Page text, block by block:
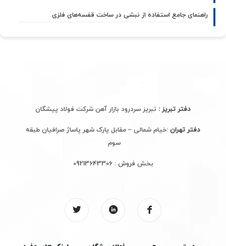
راهنمای جامع استفاده از نبشی در ساخت قفسه‌های فلزی
:خیام شمالی – مقابل پارک شهر پاساژ صرافیان طبقه